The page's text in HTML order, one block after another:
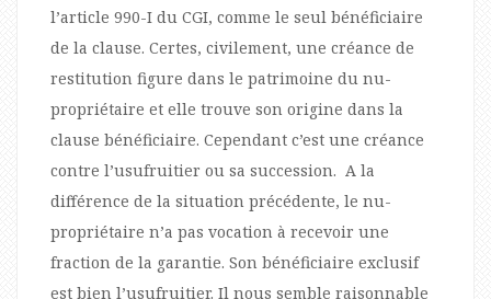
l’article 990-I du CGI, comme le seul bénéficiaire
de la clause. Certes, civilement, une créance de
restitution figure dans le patrimoine du nu-
propriétaire et elle trouve son origine dans la
clause bénéficiaire. Cependant c’est une créance
contre l’usufruitier ou sa succession. A la
différence de la situation précédente, le nu-
propriétaire n’a pas vocation à recevoir une
fraction de la garantie. Son bénéficiaire exclusif
est bien l’usufruitier. Il nous semble raisonnable